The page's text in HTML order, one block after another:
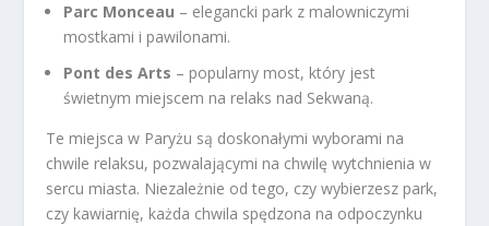
Parc Monceau – elegancki park z malowniczymi
mostkami i pawilonami.
Pont des Arts – popularny most, który jest
świetnym miejscem na relaks nad Sekwaną.
Te miejsca w Paryżu są doskonałymi wyborami na
chwile relaksu, pozwalającymi na chwilę wytchnienia w
sercu miasta. Niezależnie od tego, czy wybierzesz park,
czy kawiarnię, każda chwila spędzona na odpoczynku